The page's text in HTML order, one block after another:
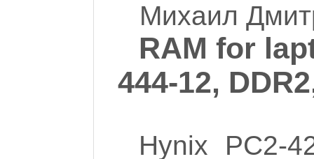
Михаил
RAM for
444-12,
Hynix PC2-